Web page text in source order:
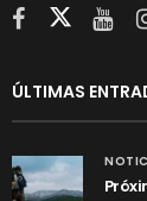
ÚLTIMAS